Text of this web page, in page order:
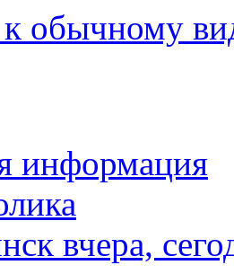
к обычному
информация
вчера,